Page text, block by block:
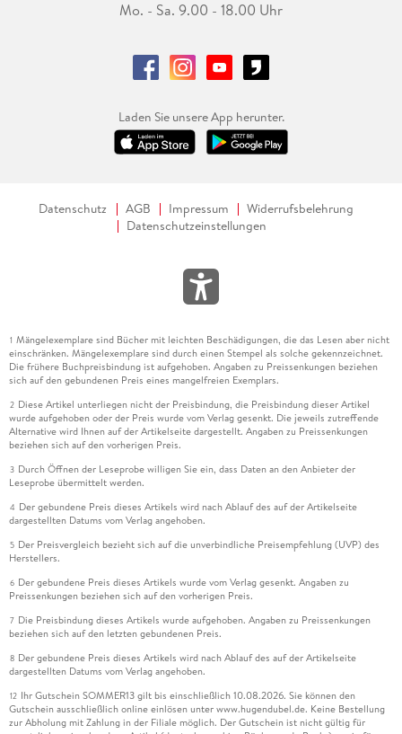
Mo. - Sa. 9.00 - 18.00 Uhr
Laden Sie unsere App herunter.
Datenschutz AGB Impressum
Widerrufsbelehrung
Datenschutzeinstellungen
1 Mängelexemplare sind Bücher mit leichten Beschädigungen, die das Lesen aber nicht
einschränken. Mängelexemplare sind durch einen Stempel als solche gekennzeichnet.
Die frühere Buchpreisbindung ist aufgehoben. Angaben zu Preissenkungen beziehen
sich auf den gebundenen Preis eines mangelfreien Exemplars.
2 Diese Artikel unterliegen nicht der Preisbindung, die Preisbindung dieser Artikel
wurde aufgehoben oder der Preis wurde vom Verlag gesenkt. Die jeweils zutreffende
Alternative wird Ihnen auf der Artikelseite dargestellt. Angaben zu Preissenkungen
beziehen sich auf den vorherigen Preis.
3 Durch Öffnen der Leseprobe willigen Sie ein, dass Daten an den Anbieter der
Leseprobe übermittelt werden.
4 Der gebundene Preis dieses Artikels wird nach Ablauf des auf der Artikelseite
dargestellten Datums vom Verlag angehoben.
5 Der Preisvergleich bezieht sich auf die unverbindliche Preisempfehlung (UVP) des
Herstellers.
6 Der gebundene Preis dieses Artikels wurde vom Verlag gesenkt. Angaben zu
Preissenkungen beziehen sich auf den vorherigen Preis.
7 Die Preisbindung dieses Artikels wurde aufgehoben. Angaben zu Preissenkungen
beziehen sich auf den letzten gebundenen Preis.
8 Der gebundene Preis dieses Artikels wird nach Ablauf des auf der Artikelseite
dargestellten Datums vom Verlag angehoben.
12 Ihr Gutschein SOMMER13 gilt bis einschließlich 10.08.2026. Sie können den
Gutschein ausschließlich online einlösen unter www.hugendubel.de. Keine Bestellung
zur Abholung mit Zahlung in der Filiale möglich. Der Gutschein ist nicht gültig für